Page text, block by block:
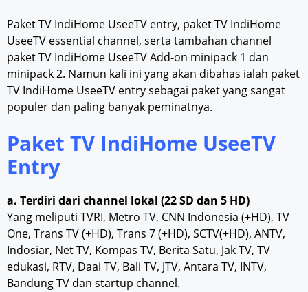
Paket TV IndiHome UseeTV entry, paket TV IndiHome
UseeTV essential channel, serta tambahan channel
paket TV IndiHome UseeTV Add-on minipack 1 dan
minipack 2. Namun kali ini yang akan dibahas ialah paket
TV IndiHome UseeTV entry sebagai paket yang sangat
populer dan paling banyak peminatnya.
Paket TV IndiHome UseeTV
Entry
a. Terdiri dari channel lokal (22 SD dan 5 HD)
Yang meliputi TVRI, Metro TV, CNN Indonesia (+HD), TV
One, Trans TV (+HD), Trans 7 (+HD), SCTV(+HD), ANTV,
Indosiar, Net TV, Kompas TV, Berita Satu, Jak TV, TV
edukasi, RTV, Daai TV, Bali TV, JTV, Antara TV, INTV,
Bandung TV dan startup channel.